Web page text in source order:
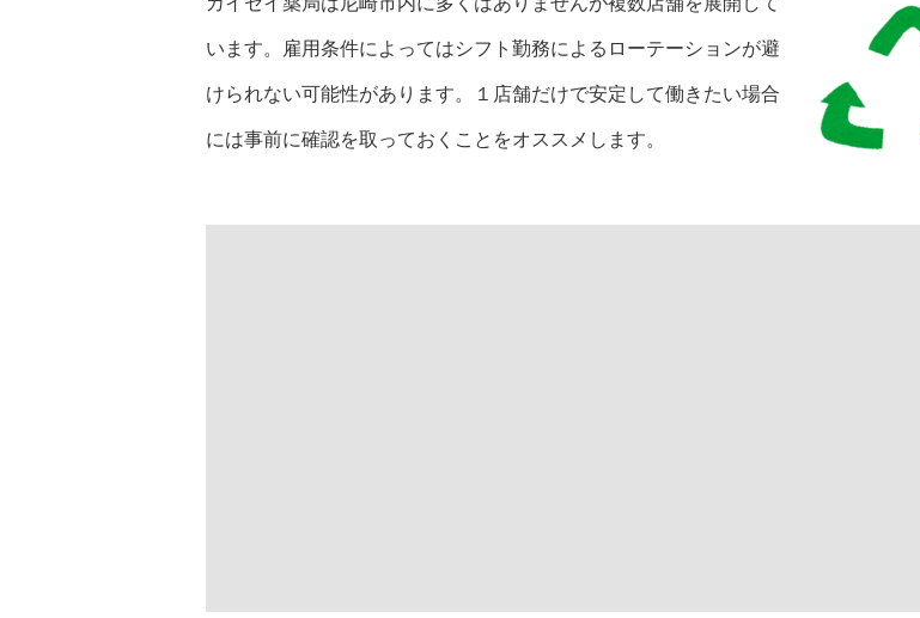
います。雇用条件によってはシフト勤務によるローテーションが避
けられない可能性があります。１店舗だけで安定して働きたい場合
には事前に確認を取っておくことをオススメします。